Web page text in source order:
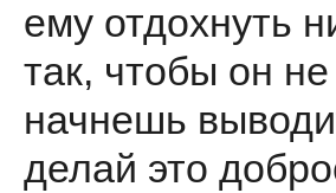
ему отдохнуть
так, чтобы он
начнешь
делай это